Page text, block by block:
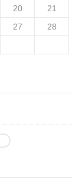
20
21
27
28